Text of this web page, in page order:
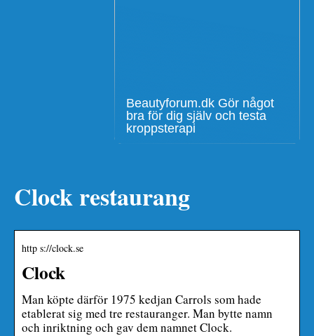
Beautyforum.dk Gör något
bra för dig själv och testa
kroppsterapi
Clock restaurang
http s://clock.se
Clock
Man köpte därför 1975 kedjan Carrols som hade
etablerat sig med tre restauranger. Man bytte namn
och inriktning och gav dem namnet Clock.